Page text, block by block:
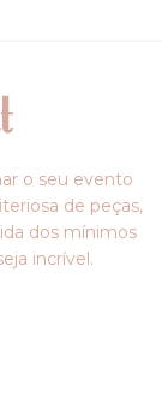
o seu evento
de peças,
dos mínimos
incrível.